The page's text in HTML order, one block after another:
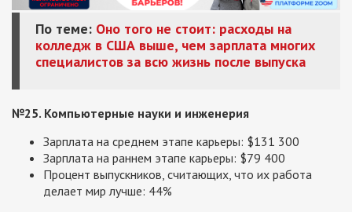
По теме: Оно того не стоит: расходы на
колледж в США выше, чем зарплата многих
специалистов за всю жизнь после выпуска
№25. Компьютерные науки и инженерия
Зарплата на среднем этапе карьеры: $131 300
Зарплата на раннем этапе карьеры: $79 400
Процент выпускников, считающих, что их работа
делает мир лучше: 44%